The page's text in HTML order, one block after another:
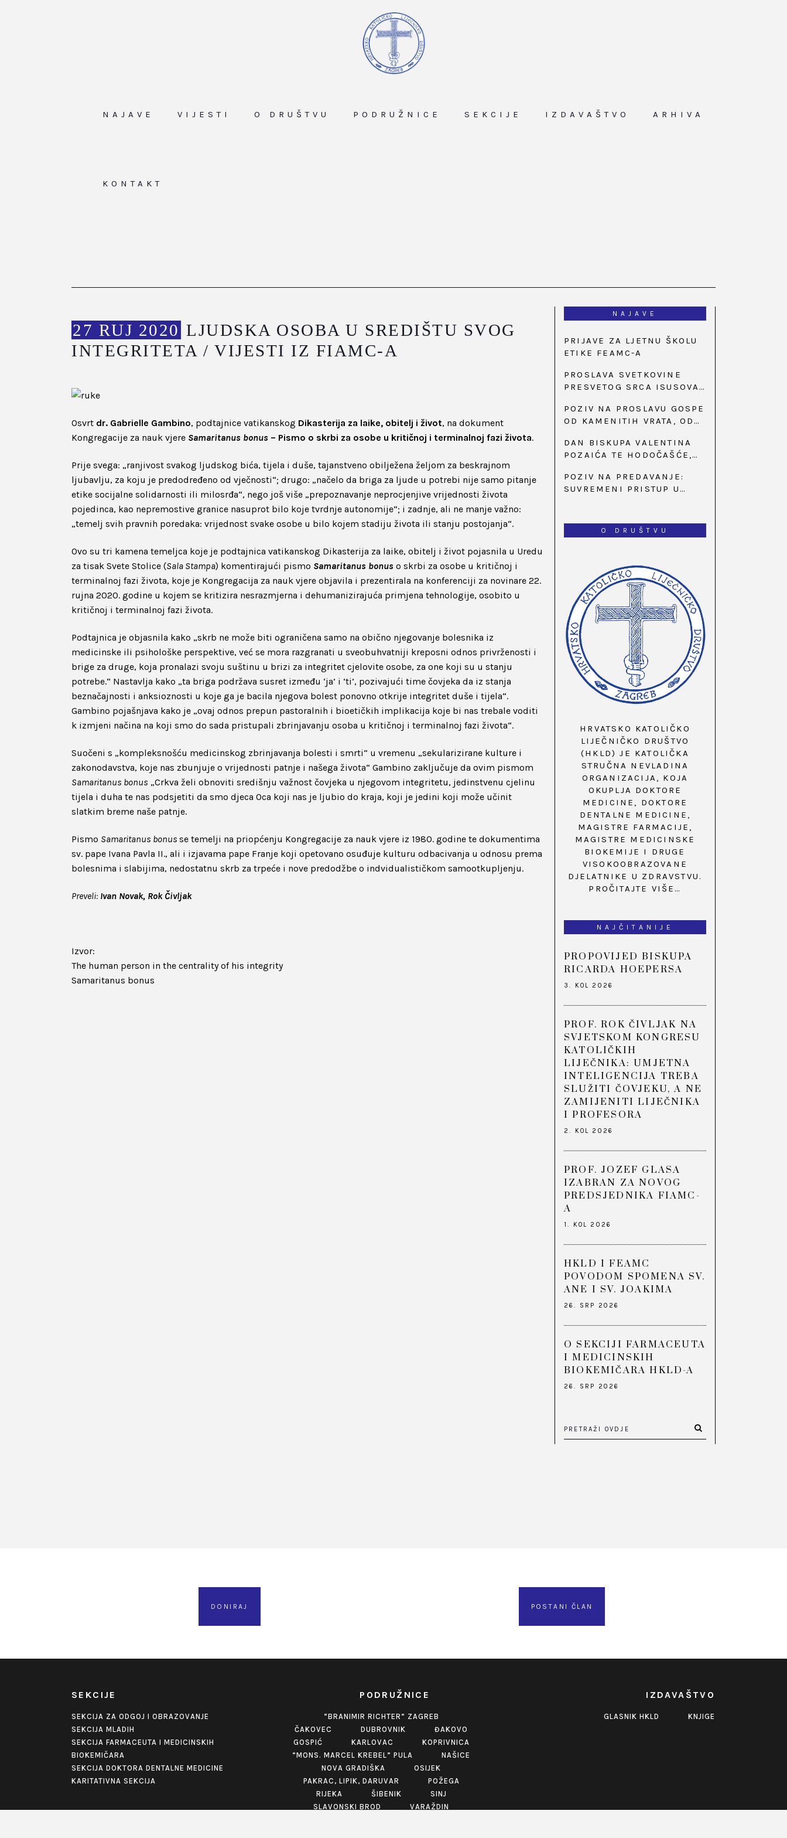
NAJAVE VIJESTI O DRUŠTVU PODRUŽNICE SEKCIJE IZDAVAŠTVO ARHIVA
KONTAKT
27 RUJ 2020 LJUDSKA OSOBA U SREDIŠTU SVOG
INTEGRITETA / VIJESTI IZ FIAMC-A
Osvrt dr. Gabrielle Gambino, podtajnice vatikanskog Dikasterija za laike, obitelj i život, na dokument
Kongregacije za nauk vjere Samaritanus bonus – Pismo o skrbi za osobe u kritičnoj i terminalnoj fazi života.
Prije svega: „ranjivost svakog ljudskog bića, tijela i duše, tajanstveno obilježena željom za beskrajnom
ljubavlju, za koju je predodređeno od vječnosti“; drugo: „načelo da briga za ljude u potrebi nije samo pitanje
etike socijalne solidarnosti ili milosrđa“, nego još više „prepoznavanje neprocjenjive vrijednosti života
pojedinca, kao nepremostive granice nasuprot bilo koje tvrdnje autonomije“; i zadnje, ali ne manje važno:
„temelj svih pravnih poredaka: vrijednost svake osobe u bilo kojem stadiju života ili stanju postojanja“.
Ovo su tri kamena temeljca koje je podtajnica vatikanskog Dikasterija za laike, obitelj i život pojasnila u Uredu
za tisak Svete Stolice (Sala Stampa) komentirajući pismo Samaritanus bonus o skrbi za osobe u kritičnoj i
terminalnoj fazi života, koje je Kongregacija za nauk vjere objavila i prezentirala na konferenciji za novinare 22.
rujna 2020. godine u kojem se kritizira nesrazmjerna i dehumanizirajuća primjena tehnologije, osobito u
kritičnoj i terminalnoj fazi života.
Podtajnica je objasnila kako „skrb ne može biti ograničena samo na obično njegovanje bolesnika iz
medicinske ili psihološke perspektive, već se mora razgranati u sveobuhvatniji kreposni odnos privrženosti i
brige za druge, koja pronalazi svoju suštinu u brizi za integritet cjelovite osobe, za one koji su u stanju
potrebe.“ Nastavlja kako „ta briga podržava susret između ‘ja’ i ‘ti’, pozivajući time čovjeka da iz stanja
beznačajnosti i anksioznosti u koje ga je bacila njegova bolest ponovno otkrije integritet duše i tijela“.
Gambino pojašnjava kako je „ovaj odnos prepun pastoralnih i bioetičkih implikacija koje bi nas trebale voditi
k izmjeni načina na koji smo do sada pristupali zbrinjavanju osoba u kritičnoj i terminalnoj fazi života“.
Suočeni s „kompleksnošću medicinskog zbrinjavanja bolesti i smrti“ u vremenu „sekularizirane kulture i
zakonodavstva, koje nas zbunjuje o vrijednosti patnje i našega života“ Gambino zaključuje da ovim pismom
Samaritanus bonus „Crkva želi obnoviti središnju važnost čovjeka u njegovom integritetu, jedinstvenu cjelinu
tijela i duha te nas podsjetiti da smo djeca Oca koji nas je ljubio do kraja, koji je jedini koji može učinit
slatkim breme naše patnje.
Pismo Samaritanus bonus se temelji na priopćenju Kongregacije za nauk vjere iz 1980. godine te dokumentima
sv. pape Ivana Pavla II., ali i izjavama pape Franje koji opetovano osuđuje kulturu odbacivanja u odnosu prema
bolesnima i slabijima, nedostatnu skrb za trpeće i nove predodžbe o indvidualističkom samootkupljenju.
Preveli: Ivan Novak, Rok Čivljak
Izvor:
The human person in the centrality of his integrity
Samaritanus bonus
NAJAVE
PRIJAVE ZA LJETNU ŠKOLU
ETIKE FEAMC-A
PROSLAVA SVETKOVINE
PRESVETOG SRCA ISUSOVA
PALMOTIĆEVOJ
POZIV NA PROSLAVU GOSPE
OD KAMENITIH VRATA, OD
DAN BISKUPA VALENTINA
POZAIĆA TE HODOČAŠĆE,
OBLJETNICA OSNIVANJA
HKLD-A, U MARIJI BISTRICI,
POZIV NA PREDAVANJE:
SUVREMENI PRISTUP U
O DRUŠTVU
HRVATSKO KATOLIČKO
LIJEČNIČKO DRUŠTVO
(HKLD) JE KATOLIČKA
STRUČNA NEVLADINA
ORGANIZACIJA, KOJA
OKUPLJA DOKTORE
MEDICINE, DOKTORE
DENTALNE MEDICINE,
MAGISTRE FARMACIJE,
MAGISTRE MEDICINSKE
BIOKEMIJE I DRUGE
VISOKOOBRAZOVANE
DJELATNIKE U ZDRAVSTVU.
PROČITAJTE VIŠE…
NAJČITANIJE
PROPOVIJED BISKUPA
RICARDA HOEPERSA
3. KOL 2026
PROF. ROK ČIVLJAK NA
SVJETSKOM KONGRESU
KATOLIČKIH
LIJEČNIKA: UMJETNA
INTELIGENCIJA TREBA
SLUŽITI ČOVJEKU, A NE
ZAMIJENITI LIJEČNIKA
I PROFESORA
2. KOL 2026
PROF. JOZEF GLASA
IZABRAN ZA NOVOG
PREDSJEDNIKA FIAMC-
A
1. KOL 2026
HKLD I FEAMC
POVODOM SPOMENA SV.
ANE I SV. JOAKIMA
26. SRP 2026
O SEKCIJI FARMACEUTA
I MEDICINSKIH
BIOKEMIČARA HKLD-A
26. SRP 2026
DONIRAJ POSTANI ČLAN
SEKCIJE
SEKCIJA ZA ODGOJ I OBRAZOVANJE
SEKCIJA MLADIH
SEKCIJA FARMACEUTA I MEDICINSKIH
BIOKEMIČARA
SEKCIJA DOKTORA DENTALNE MEDICINE
KARITATIVNA SEKCIJA
PODRUŽNICE
“BRANIMIR RICHTER” ZAGREB
ČAKOVEC
DUBROVNIK
ĐAKOVO
GOSPIĆ
KARLOVAC
KOPRIVNICA
“MONS. MARCEL KREBEL” PULA
NAŠICE
NOVA GRADIŠKA
OSIJEK
PAKRAC, LIPIK, DARUVAR
POŽEGA
RIJEKA
ŠIBENIK
SINJ
SLAVONSKI BROD
VARAŽDIN
IZDAVAŠTVO
GLASNIK HKLD KNJIGE